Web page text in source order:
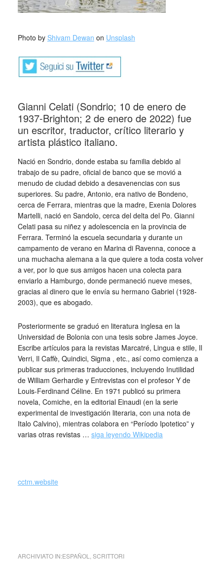
Photo by Shivam Dewan on Unsplash
Gianni Celati (Sondrio; 10 de enero de
1937-Brighton; 2 de enero de 2022) fue
un escritor, traductor, crítico literario y
artista plástico italiano.
Nació en Sondrio, donde estaba su familia debido al
trabajo de su padre, oficial de banco que se movió a
menudo de ciudad debido a desavenencias con sus
superiores. Su padre, Antonio, era nativo de Bondeno,
cerca de Ferrara, mientras que la madre, Exenia Dolores
Martelli, nació en Sandolo, cerca del delta del Po. Gianni
Celati pasa su niñez y adolescencia en la provincia de
Ferrara. Terminó la escuela secundaria y durante un
campamento de verano en Marina di Ravenna, conoce a
una muchacha alemana a la que quiere a toda costa volver
a ver, por lo que sus amigos hacen una colecta para
enviarlo a Hamburgo, donde permaneció nueve meses,
gracias al dinero que le envía su hermano Gabriel (1928-
2003), que es abogado.
Posteriormente se graduó en literatura inglesa en la
Universidad de Bolonia con una tesis sobre James Joyce.
Escribe artículos para la revistas Marcatré, Lingua e stile, Il
Verri, Il Caffè, Quindici, Sigma , etc., así como comienza a
publicar sus primeras traducciones, incluyendo Inutilidad
de William Gerhardie y Entrevistas con el profesor Y de
Louis-Ferdinand Céline. En 1971 publicó su primera
novela, Comiche, en la editorial Einaudi (en la serie
experimental de investigación literaria, con una nota de
Italo Calvino​), mientras colabora en “Período Ipotetico” y
varias otras revistas … siga leyendo Wikipedia
cctm.website
ARCHIVIATO IN:ESPAÑOL SCRITTORI